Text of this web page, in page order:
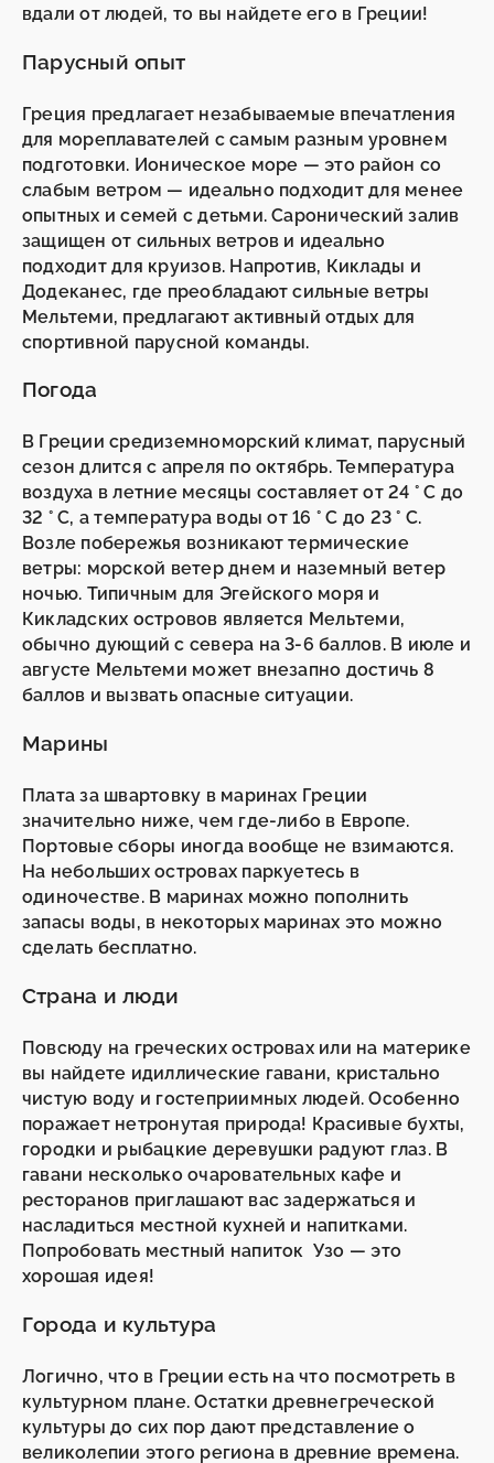
вдали от людей, то вы найдете его в Греции!
Парусный опыт
Греция предлагает незабываемые впечатления
для мореплавателей с самым разным уровнем
подготовки. Ионическое море — это район со
слабым ветром — идеально подходит для менее
опытных и семей с детьми. Саронический залив
защищен от сильных ветров и идеально
подходит для круизов. Напротив, Киклады и
Додеканес, где преобладают сильные ветры
Мельтеми, предлагают активный отдых для
спортивной парусной команды.
Погода
В Греции средиземноморский климат, парусный
сезон длится с апреля по октябрь. Температура
воздуха в летние месяцы составляет от 24 ° C до
32 ° C, а температура воды от 16 ° C до 23 ° C.
Возле побережья возникают термические
ветры: морской ветер днем ​​и наземный ветер
ночью. Типичным для Эгейского моря и
Кикладских островов является Мельтеми,
обычно дующий с севера на 3-6 баллов. В июле и
августе Мельтеми может внезапно достичь 8
баллов и вызвать опасные ситуации.
Марины
Плата за швартовку в маринах Греции
значительно ниже, чем где-либо в Европе.
Портовые сборы иногда вообще не взимаются.
На небольших островах паркуетесь в
одиночестве. В маринах можно пополнить
запасы воды, в некоторых маринах это можно
сделать бесплатно.
Страна и люди
Повсюду на греческих островах или на материке
вы найдете идиллические гавани, кристально
чистую воду и гостеприимных людей. Особенно
поражает нетронутая природа! Красивые бухты,
городки и рыбацкие деревушки радуют глаз. В
гавани несколько очаровательных кафе и
ресторанов приглашают вас задержаться и
насладиться местной кухней и напитками.
Попробовать местный напиток Узо — это
хорошая идея!
Города и культура
Логично, что в Греции есть на что посмотреть в
культурном плане. Остатки древнегреческой
культуры до сих пор дают представление о
великолепии этого региона в древние времена.